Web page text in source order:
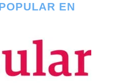
EN